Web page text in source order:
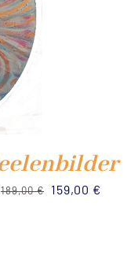
189,00€
Ursprünglicher
159,00 €